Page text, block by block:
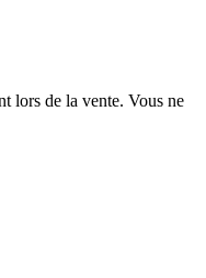
lors de la vente. Vous ne